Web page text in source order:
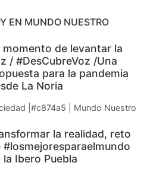
EN MUNDO NUESTRO
momento de levantar la
/ #DesCubreVoz /Una
para la pandemia
La Noria
|#c874a5 | Mundo Nuestro
la realidad, reto
#losmejoresparaelmundo
la Ibero Puebla